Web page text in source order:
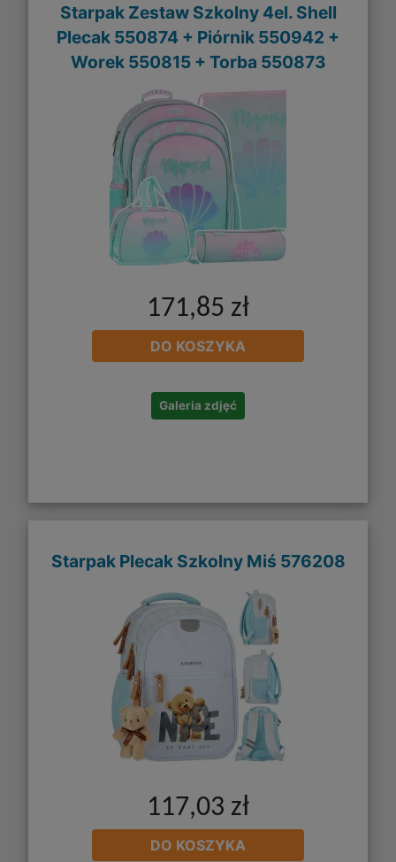
Starpak Zestaw Szkolny 4el. Shell
Plecak 550874 + Piórnik 550942 +
Worek 550815 + Torba 550873
171,85 zł
DO KOSZYKA
Galeria zdjęć
Starpak Plecak Szkolny Miś 576208
117,03 zł
DO KOSZYKA